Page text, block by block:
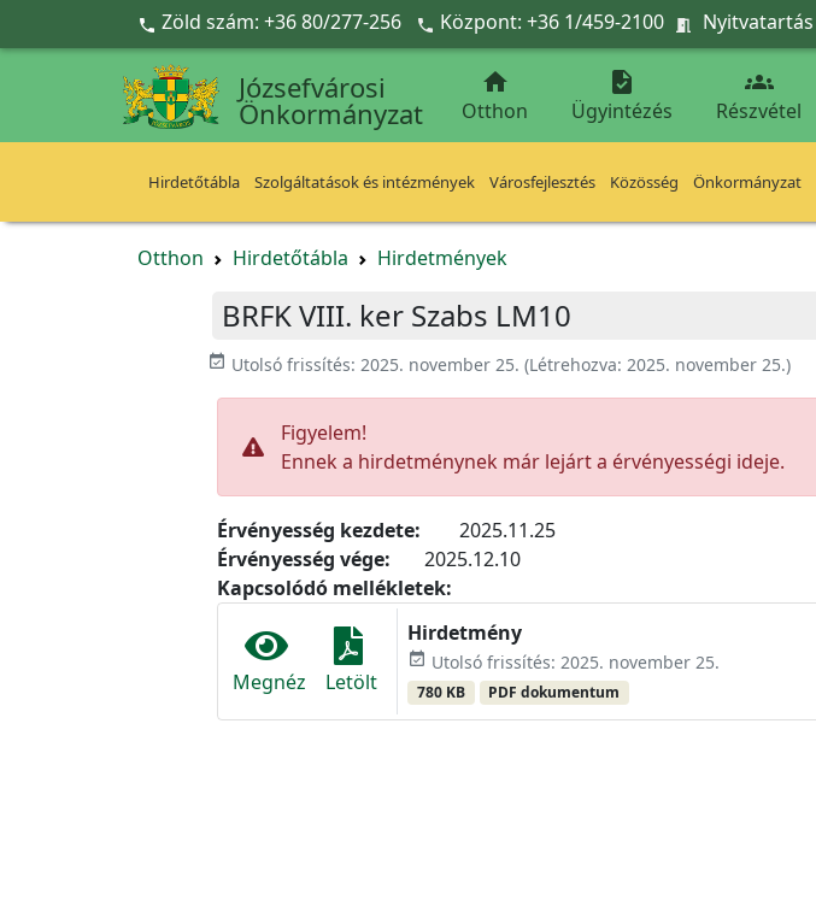
Ugrás a fő tartalomra
 Zöld szám: +36 80/277-256  Központ: +36 1/459-2100  Nyitvatartás
Józsefvárosi
Önkormányzat

Otthon

Ügyintézés

Részvétel
Hirdetőtábla Szolgáltatások és intézmények Városfejlesztés Közösség Önkormányzat
Otthon Hirdetőtábla Hirdetmények
BRFK VIII. ker Szabs LM10
event_available Utolsó frissítés: 2025. november 25. (Létrehozva: 2025. november 25.)
Figyelem!
Ennek a hirdetménynek már lejárt a érvényességi ideje.
Érvényesség kezdete:
2025.11.25
Érvényesség vége:
2025.12.10
Kapcsolódó mellékletek:
Megnéz Letölt
Hirdetmény
event_available Utolsó frissítés: 2025. november 25.
780 KB PDF dokumentum